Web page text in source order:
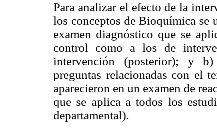
Para analizar el efecto de la
los conceptos de Bioquímica se
examen diagnóstico que se
control como a los de
intervención (posterior); y
preguntas relacionadas con el
aparecieron en un examen de
que se aplica a todos los
departamental).